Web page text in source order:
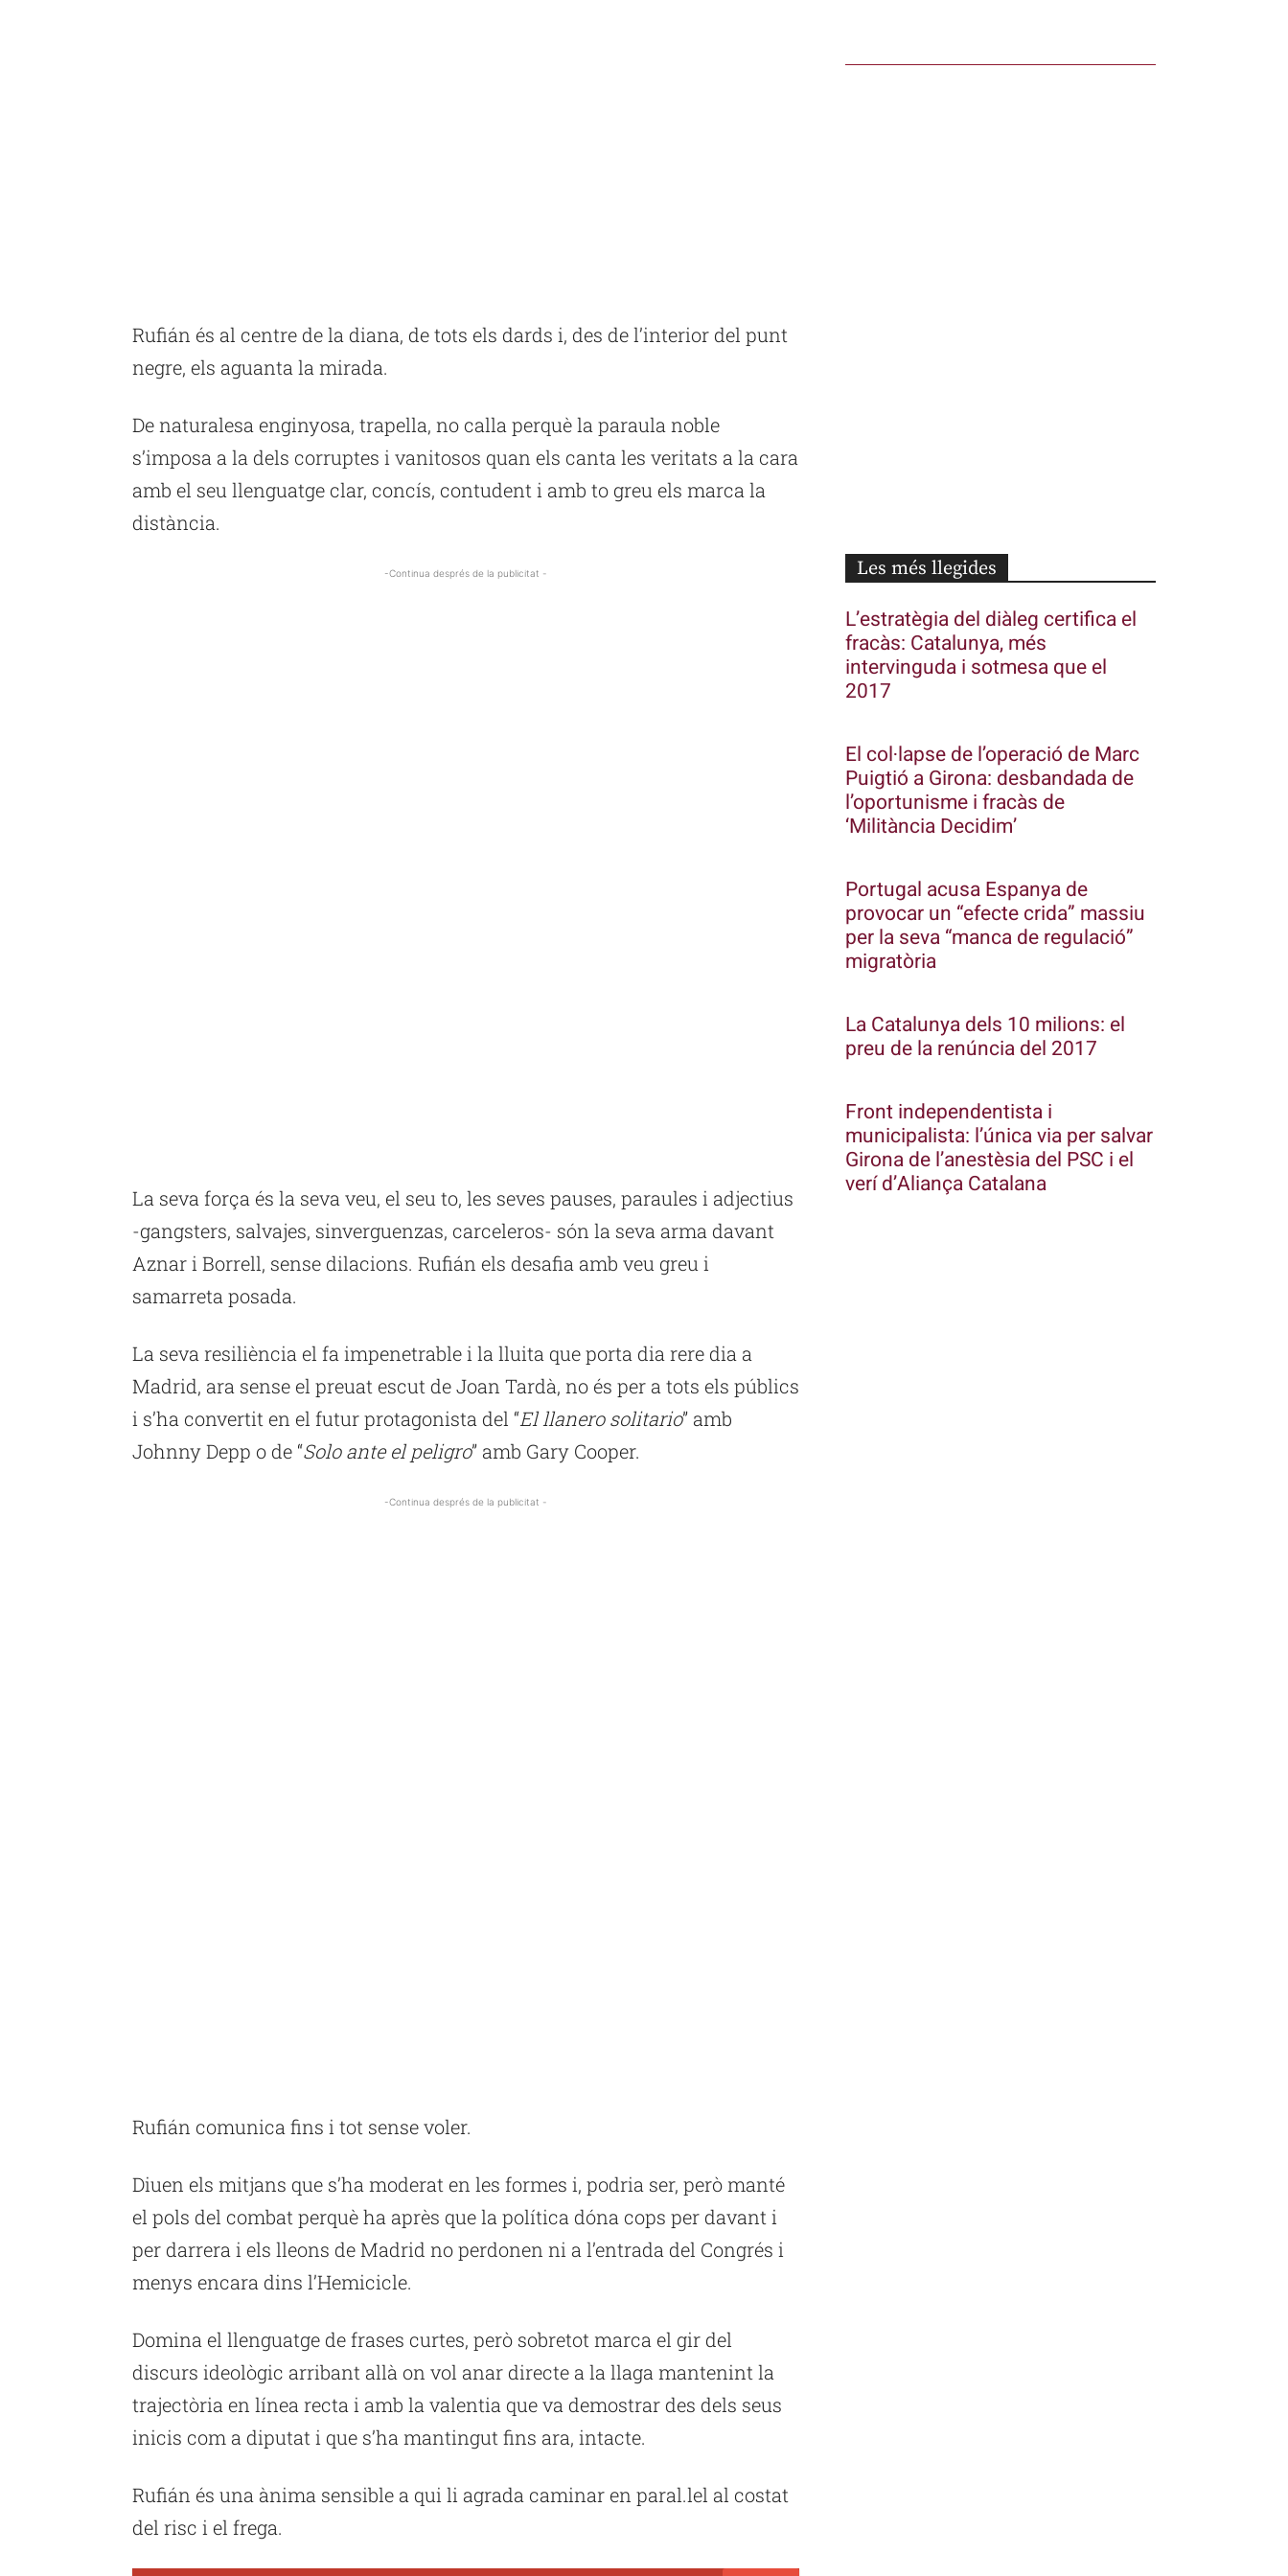
Rufián és al centre de la diana, de tots els dards i, des de l’interior del punt
negre, els aguanta la mirada.
De naturalesa enginyosa, trapella, no calla perquè la paraula noble
s’imposa a la dels corruptes i vanitosos quan els canta les veritats a la cara
amb el seu llenguatge clar, concís, contudent i amb to greu els marca la
distància.
-Continua després de la publicitat -
La seva força és la seva veu, el seu to, les seves pauses, paraules i adjectius
-gangsters, salvajes, sinverguenzas, carceleros- són la seva arma davant
Aznar i Borrell, sense dilacions. Rufián els desafia amb veu greu i
samarreta posada.
La seva resiliència el fa impenetrable i la lluita que porta dia rere dia a
Madrid, ara sense el preuat escut de Joan Tardà, no és per a tots els públics
i s’ha convertit en el futur protagonista del “El llanero solitario” amb
Johnny Depp o de “Solo ante el peligro” amb Gary Cooper.
-Continua després de la publicitat -
Rufián comunica fins i tot sense voler.
Diuen els mitjans que s’ha moderat en les formes i, podria ser, però manté
el pols del combat perquè ha après que la política dóna cops per davant i
per darrera i els lleons de Madrid no perdonen ni a l’entrada del Congrés i
menys encara dins l’Hemicicle.
Domina el llenguatge de frases curtes, però sobretot marca el gir del
discurs ideològic arribant allà on vol anar directe a la llaga mantenint la
trajectòria en línea recta i amb la valentia que va demostrar des dels seus
inicis com a diputat i que s’ha mantingut fins ara, intacte.
Rufián és una ànima sensible a qui li agrada caminar en paral.lel al costat
del risc i el frega.
Les més llegides
L’estratègia del diàleg certifica el
fracàs: Catalunya, més
intervinguda i sotmesa que el
2017
El col·lapse de l’operació de Marc
Puigtió a Girona: desbandada de
l’oportunisme i fracàs de
‘Militància Decidim’
Portugal acusa Espanya de
provocar un “efecte crida” massiu
per la seva “manca de regulació”
migratòria
La Catalunya dels 10 milions: el
preu de la renúncia del 2017
Front independentista i
municipalista: l’única via per salvar
Girona de l’anestèsia del PSC i el
verí d’Aliança Catalana